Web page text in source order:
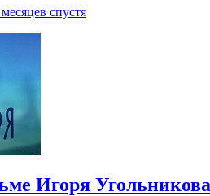
месяцев спустя
Игоря